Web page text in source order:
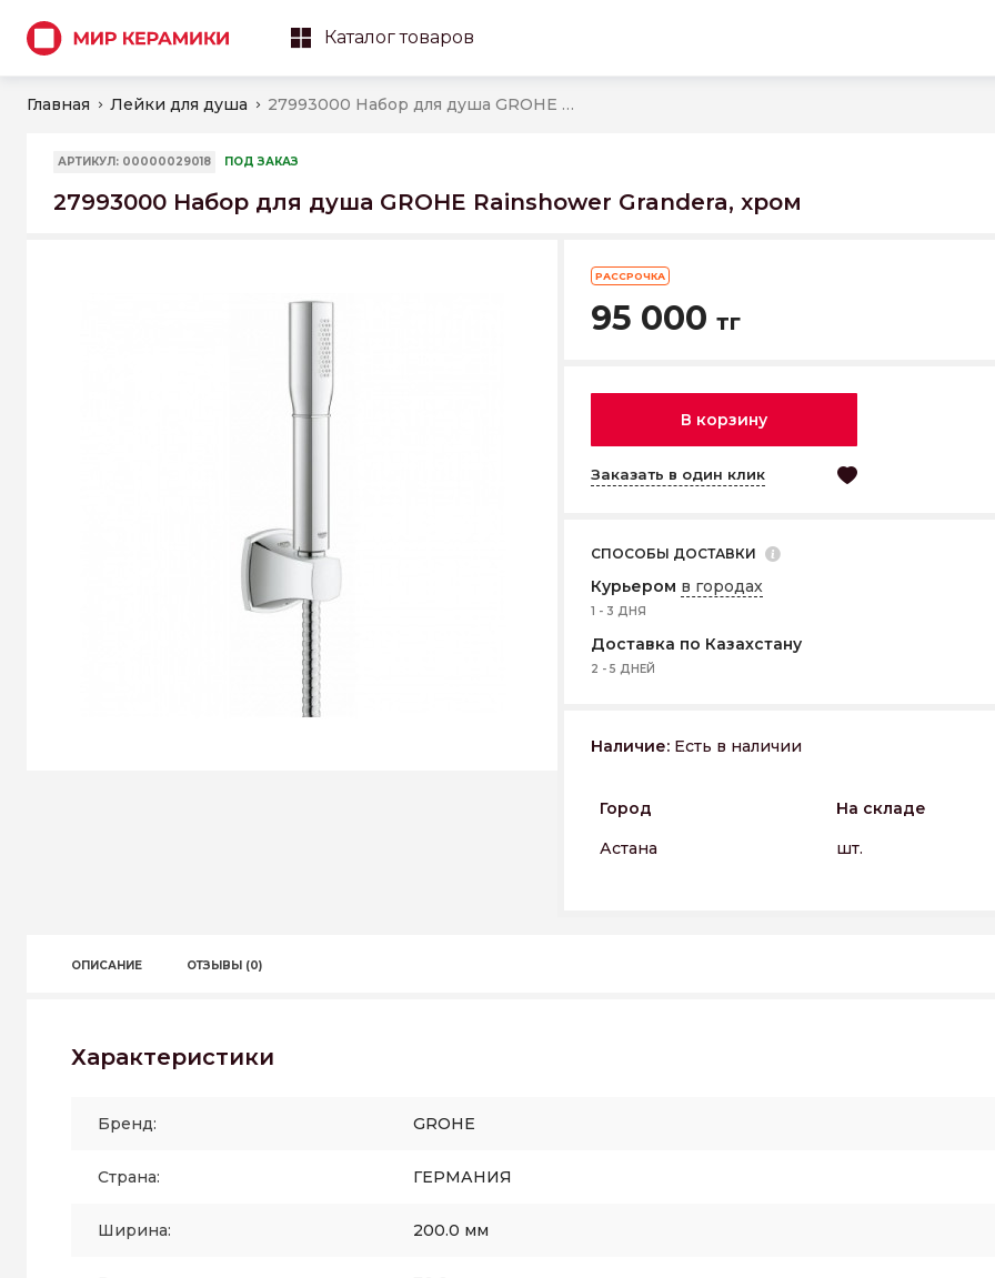
Каталог товаров
Главная Лейки для душа 27993000 Набор для душа GROHE Rainshower Grandera, хром
АРТИКУЛ: 00000029018 ПОД ЗАКАЗ
27993000 Набор для душа GROHE Rainshower Grandera, хром
РАССРОЧКА
95 000 тг
В корзину
Заказать в один клик
СПОСОБЫ ДОСТАВКИ
Курьером в городах
1 - 3 ДНЯ
Доставка по Казахстану
2 - 5 ДНЕЙ
Наличие: Есть в наличии
Город На складе
Астана
шт.
ОПИСАНИЕ ОТЗЫВЫ (0)
Характеристики
Бренд: GROHE
Страна: ГЕРМАНИЯ
Ширина: 200.0 мм